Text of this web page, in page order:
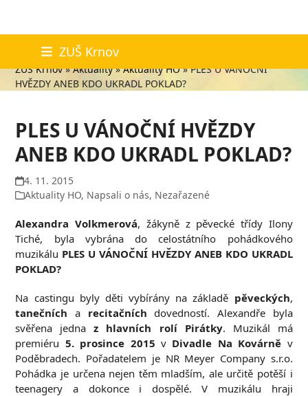
content
ZUŠ Krnov
Aktuality
ZUŠ Krnov»Aktuality»Aktuality HO»PLES U VÁNOČNÍ
HVĚZDY ANEB KDO UKRADL POKLAD?
PLES U VÁNOČNÍ HVĚZDY
ANEB KDO UKRADL POKLAD?
4. 11. 2015
Aktuality HO, Napsali o nás, Nezařazené
Alexandra Volkmerová, žákyně z pěvecké třídy Ilony
Tiché, byla vybrána do celostátního pohádkového
muzikálu PLES U VÁNOČNÍ HVĚZDY ANEB KDO UKRADL
POKLAD?
Na castingu byly děti vybírány na základě pěveckých,
tanečních a recitačních dovedností. Alexandře byla
svěřena jednaz hlavních rolí Pirátky. Muzikál má
premiéru 5. prosince 2015 v Divadle Na Kovárně v
Poděbradech. Pořadatelem je NR Meyer Company s.r.o.
Pohádka je určena nejen těm mladším, ale určitě potěší i
teenagery a dokonce i dospělé. V muzikálu hraji